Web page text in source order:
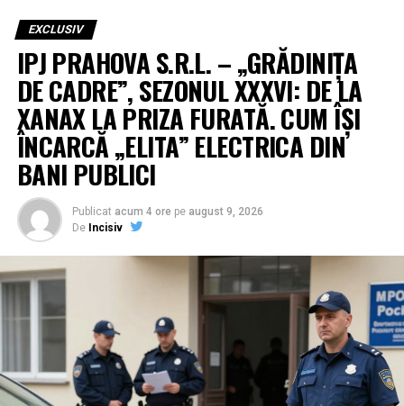
EXCLUSIV
IPJ PRAHOVA S.R.L. – „GRĂDINIȚA
DE CADRE”, SEZONUL XXXVI: DE LA
XANAX LA PRIZA FURATĂ. CUM ÎȘI
ÎNCARCĂ „ELITA” ELECTRICA DIN
BANI PUBLICI
Publicat acum 4 ore pe august 9, 2026
De Incisiv